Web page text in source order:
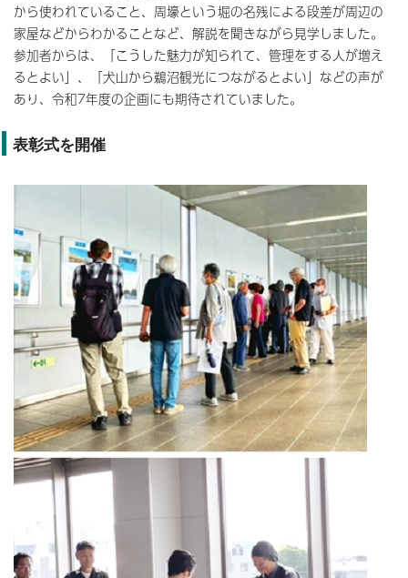
から使われていること、周壕という堀の名残による段差が周辺の
家屋などからわかることなど、解説を聞きながら見学しました。
参加者からは、「こうした魅力が知られて、管理をする人が増え
るとよい」、「犬山から鵜沼観光につながるとよい」などの声が
あり、令和7年度の企画にも期待されていました。
表彰式を開催